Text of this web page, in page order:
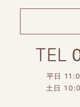
TEL
平日
土日